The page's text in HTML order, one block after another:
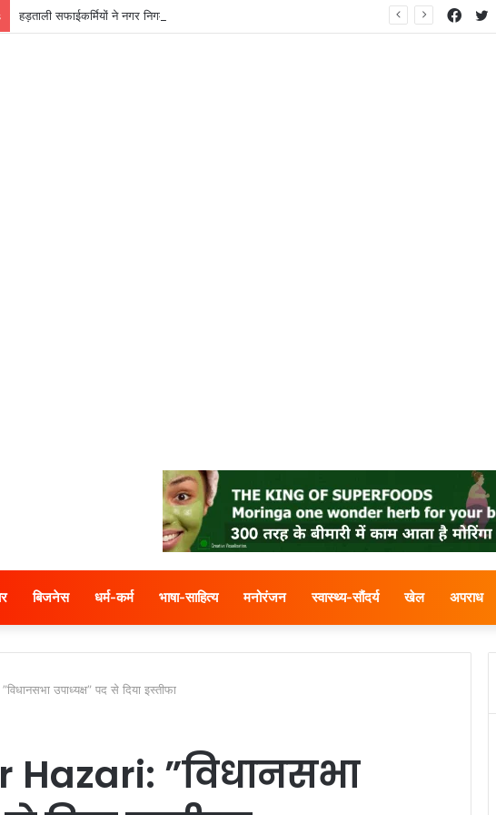
हड़ताली सफाईकर्मियों ने नगर निगम का घेराव किया’
बिजनेस धर्म-कर्म भाषा-साहित्य मनोरंजन स्वास्थ्य-सौंदर्य खेल अपराध
उपाध्यक्ष” पद से दिया इस्तीफा
”विधानसभा